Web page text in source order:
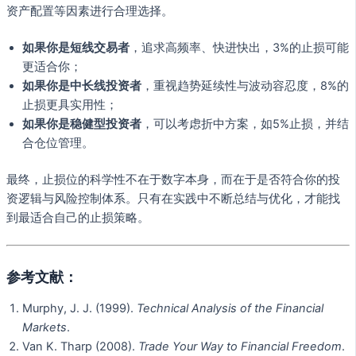
资产配置等因素进行合理选择。
如果你是短线交易者 ，追求高频率、快进快出，3%的止损可能
更适合你；
如果你是中长线投资者 ，重视趋势延续性与波动容忍度，8%的
止损更具实用性；
如果你是稳健型投资者 ，可以考虑折中方案，如5%止损，并结
合仓位管理。
最终，止损位的科学性不在于数字本身，而在于是否符合你的投
资逻辑与风险控制体系。只有在实践中不断总结与优化，才能找
到最适合自己的止损策略。
参考文献：
Murphy, J. J. (1999). Technical Analysis of the Financial
Markets.
Van K. Tharp (2008). Trade Your Way to Financial Freedom.